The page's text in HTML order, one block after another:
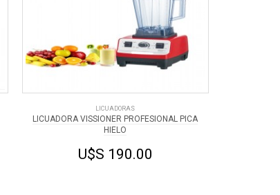
LICUADORAS
LICUADORA VISSIONER PROFESIONAL PICA
HIELO
U$S 190.00